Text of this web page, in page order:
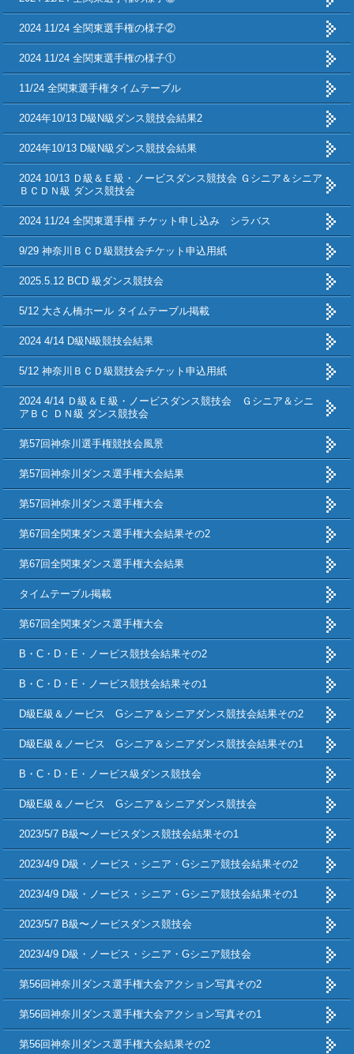
2024 11/24 全関東選手権の様子②
2024 11/24 全関東選手権の様子①
11/24 全関東選手権タイムテーブル
2024年10/13 D級N級ダンス競技会結果2
2024年10/13 D級N級ダンス競技会結果
2024 10/13 Ｄ級＆Ｅ級・ノービスダンス競技会 Ｇシニア＆シニア
ＢＣＤＮ級 ダンス競技会
2024 11/24 全関東選手権 チケット申し込み シラバス
9/29 神奈川ＢＣＤ級競技会チケット申込用紙
2025.5.12 BCD 級ダンス競技会
5/12 大さん橋ホール タイムテーブル掲載
2024 4/14 D級N級競技会結果
5/12 神奈川ＢＣＤ級競技会チケット申込用紙
2024 4/14 Ｄ級＆Ｅ級・ノービスダンス競技会 Ｇシニア＆シニ
アＢＣ ＤＮ級 ダンス競技会
第57回神奈川選手権競技会風景
第57回神奈川ダンス選手権大会結果
第57回神奈川ダンス選手権大会
第67回全関東ダンス選手権大会結果その2
第67回全関東ダンス選手権大会結果
タイムテーブル掲載
第67回全関東ダンス選手権大会
B・C・D・E・ノービス競技会結果その2
B・C・D・E・ノービス競技会結果その1
D級E級＆ノービス Gシニア＆シニアダンス競技会結果その2
D級E級＆ノービス Gシニア＆シニアダンス競技会結果その1
B・C・D・E・ノービス級ダンス競技会
D級E級＆ノービス Gシニア＆シニアダンス競技会
2023/5/7 B級〜ノービスダンス競技会結果その1
2023/4/9 D級・ノービス・シニア・Gシニア競技会結果その2
2023/4/9 D級・ノービス・シニア・Gシニア競技会結果その1
2023/5/7 B級〜ノービスダンス競技会
2023/4/9 D級・ノービス・シニア・Gシニア競技会
第56回神奈川ダンス選手権大会アクション写真その2
第56回神奈川ダンス選手権大会アクション写真その1
第56回神奈川ダンス選手権大会結果その2